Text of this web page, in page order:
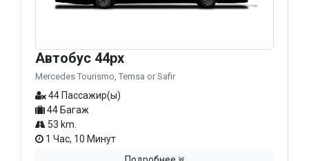
Автобус 44px
Mercedes Tourismo, Temsa or Safir
44 Пассажир(ы)
44 Багаж
53 km.
1 Час, 10 Минут